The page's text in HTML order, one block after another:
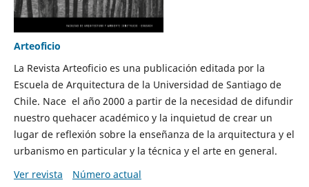
Arteoficio
La Revista Arteoficio es una publicación editada por la
Escuela de Arquitectura de la Universidad de Santiago de
Chile. Nace el año 2000 a partir de la necesidad de difundir
nuestro quehacer académico y la inquietud de crear un
lugar de reflexión sobre la enseñanza de la arquitectura y el
urbanismo en particular y la técnica y el arte en general.
Ver revista
Número actual